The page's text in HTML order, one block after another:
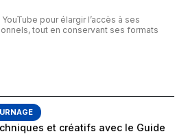
pour élargir l’accès à ses
tout en conservant ses formats
et créatifs avec le Guide